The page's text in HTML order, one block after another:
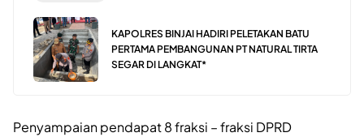
KAPOLRES BINJAI HADIRI PELETAKAN BATU
PERTAMA PEMBANGUNAN PT NATURAL TIRTA
SEGAR DI LANGKAT*
Penyampaian pendapat 8 fraksi – fraksi DPRD